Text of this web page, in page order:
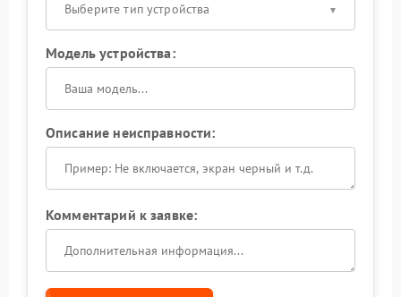
Выберите тип устройства
Модель устройства:
Описание неисправности:
Комментарий к заявке: